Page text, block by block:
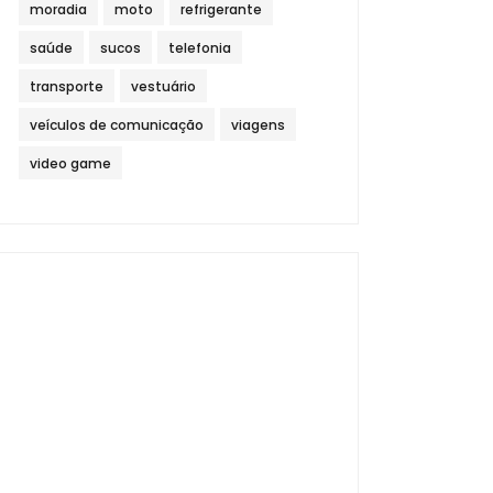
moradia moto refrigerante
saúde sucos telefonia
transporte vestuário
veículos de comunicação viagens
video game